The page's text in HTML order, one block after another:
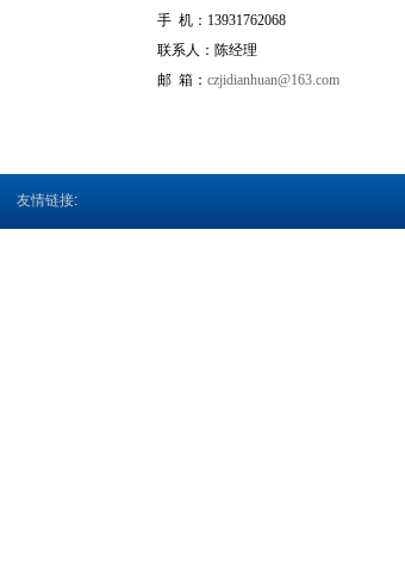
手 机： 13931762068
联系人： 陈经理
邮 箱： czjidianhuan@163.com
友情链接: